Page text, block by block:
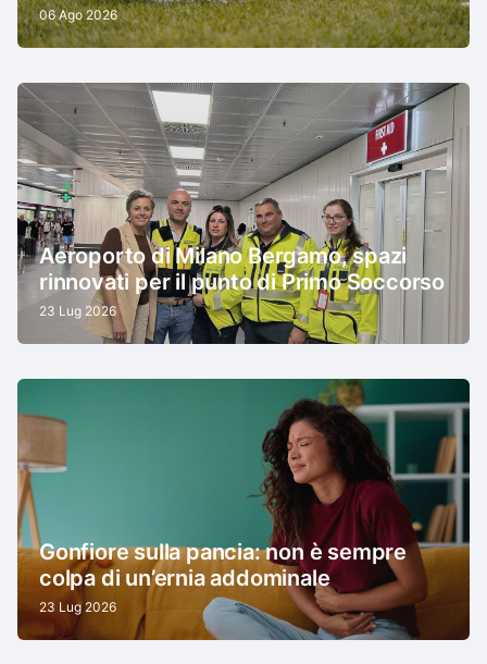
06 Ago 2026
Aeroporto di Milano Bergamo, spazi
rinnovati per il punto di Primo Soccorso
23 Lug 2026
Gonfiore sulla pancia: non è sempre
colpa di un’ernia addominale
23 Lug 2026